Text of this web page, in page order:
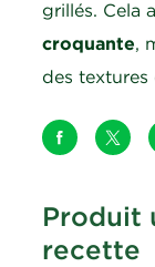
grillés. Cela
croquante,
des textures
Produit
recette